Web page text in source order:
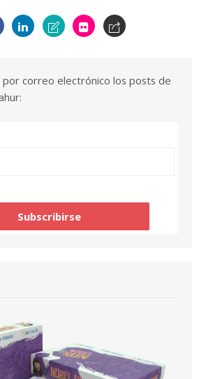
por correo electrónico los posts de